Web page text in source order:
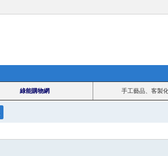
綠能購物網 手工藝品、客製